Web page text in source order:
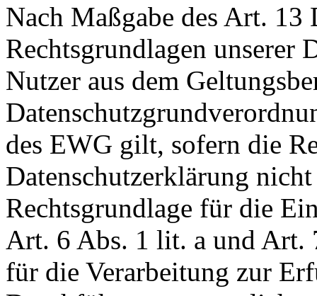
Nach Maßgabe des Art.
Rechtsgrundlagen unserer
Nutzer aus dem
des EWG gilt, sofern die
Datenschutzerklärung
Rechtsgrundlage für die
Art. 6 Abs. 1 lit. a und Art.
für die Verarbeitung zur